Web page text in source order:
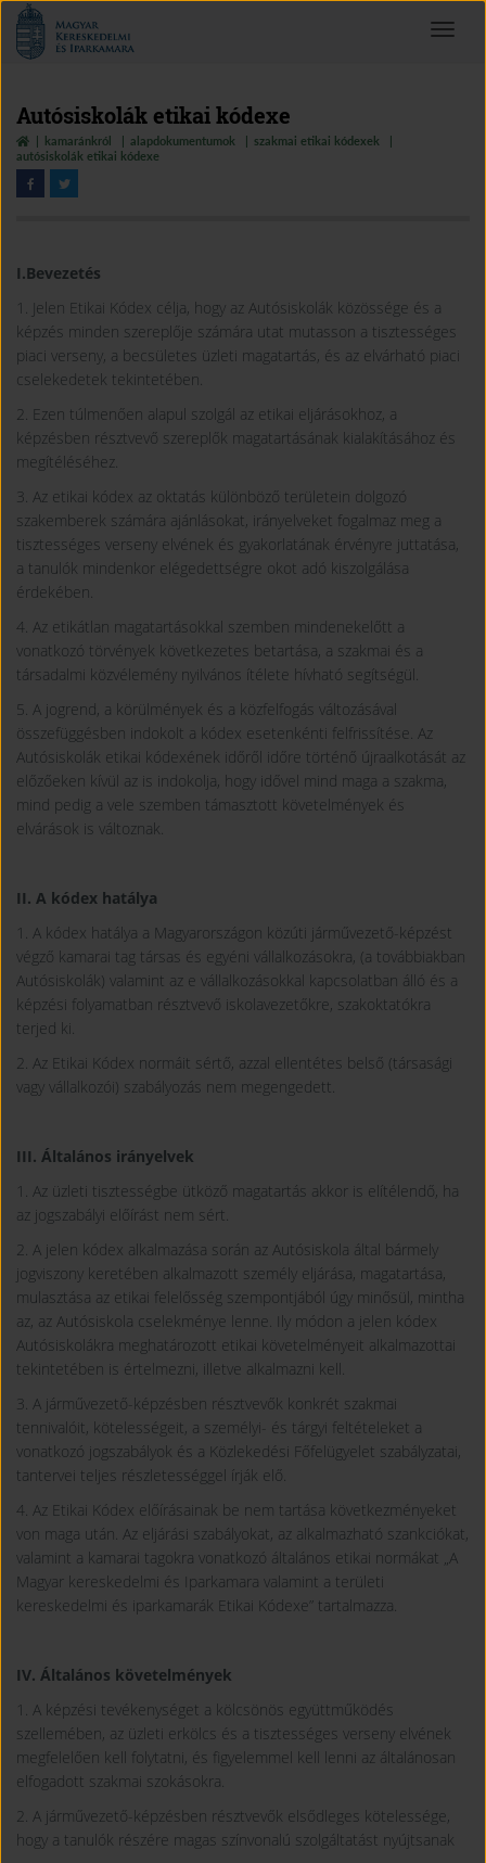
Magyar
Kereskedelmi
és
Toggle
Autósiskolák etikai kódexe
kamaránkról alapdokumentumok
szakmai etikai kódexek
autósiskolák etikai kódexe
I.Bevezetés
1. Jelen Etikai Kódex célja, hogy az Autósiskolák közössége és a
képzés minden szereplője számára utat mutasson a tisztességes
piaci verseny, a becsületes üzleti magatartás, és az elvárható piaci
cselekedetek tekintetében.
2. Ezen túlmenően alapul szolgál az etikai eljárásokhoz, a
képzésben résztvevő szereplők magatartásának kialakításához és
megítéléséhez.
3. Az etikai kódex az oktatás különböző területein dolgozó
szakemberek számára ajánlásokat, irányelveket fogalmaz meg a
tisztességes verseny elvének és gyakorlatának érvényre juttatása,
a tanulók mindenkor elégedettségre okot adó kiszolgálása
érdekében.
4. Az etikátlan magatartásokkal szemben mindenekelőtt a
vonatkozó törvények következetes betartása, a szakmai és a
társadalmi közvélemény nyilvános ítélete hívható segítségül.
5. A jogrend, a körülmények és a közfelfogás változásával
összefüggésben indokolt a kódex esetenkénti felfrissítése. Az
Autósiskolák etikai kódexének időről időre történő újraalkotását az
előzőeken kívül az is indokolja, hogy idővel mind maga a szakma,
mind pedig a vele szemben támasztott követelmények és
elvárások is változnak.
II. A kódex hatálya
1. A kódex hatálya a Magyarországon közúti járművezető-képzést
végző kamarai tag társas és egyéni vállalkozásokra, (a továbbiakban
Autósiskolák) valamint az e vállalkozásokkal kapcsolatban álló és a
képzési folyamatban résztvevő iskolavezetőkre, szakoktatókra
terjed ki.
2. Az Etikai Kódex normáit sértő, azzal ellentétes belső (társasági
vagy vállalkozói) szabályozás nem megengedett.
III. Általános irányelvek
1. Az üzleti tisztességbe ütköző magatartás akkor is elítélendő, ha
az jogszabályi előírást nem sért.
2. A jelen kódex alkalmazása során az Autósiskola által bármely
jogviszony keretében alkalmazott személy eljárása, magatartása,
mulasztása az etikai felelősség szempontjából úgy minősül, mintha
az, az Autósiskola cselekménye lenne. Ily módon a jelen kódex
Autósiskolákra meghatározott etikai követelményeit alkalmazottai
tekintetében is értelmezni, illetve alkalmazni kell.
3. A járművezető-képzésben résztvevők konkrét szakmai
tennivalóit, kötelességeit, a személyi- és tárgyi feltételeket a
vonatkozó jogszabályok és a Közlekedési Főfelügyelet szabályzatai,
tantervei teljes részletességgel írják elő.
4. Az Etikai Kódex előírásainak be nem tartása következményeket
von maga után. Az eljárási szabályokat, az alkalmazható szankciókat,
valamint a kamarai tagokra vonatkozó általános etikai normákat „A
Magyar kereskedelmi és Iparkamara valamint a területi
kereskedelmi és iparkamarák Etikai Kódexe” tartalmazza.
IV. Általános követelmények
1. A képzési tevékenységet a kölcsönös együttműködés
szellemében, az üzleti erkölcs és a tisztességes verseny elvének
megfelelően kell folytatni, és figyelemmel kell lenni az általánosan
elfogadott szakmai szokásokra.
2. A járművezető-képzésben résztvevők elsődleges kötelessége,
hogy a tanulók részére magas színvonalú szolgáltatást nyújtsanak